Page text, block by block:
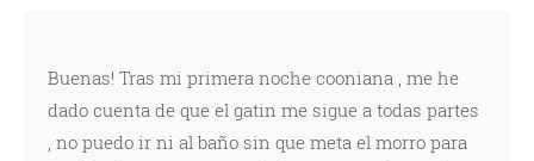
Buenas! Tras mi primera noche cooniana , me he
dado cuenta de que el gatin me sigue a todas partes
, no puedo ir ni al baño sin que meta el morro para